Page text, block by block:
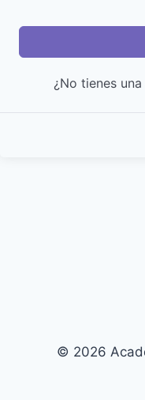
¿No tienes
© 2026